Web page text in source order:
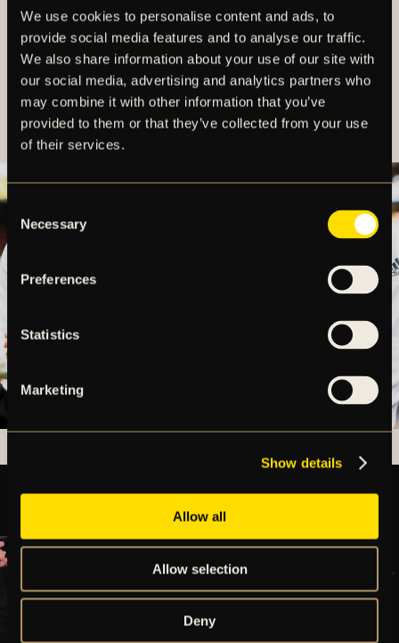
We use cookies to personalise content and ads, to
provide social media features and to analyse our traffic.
We also share information about your use of our site with
our social media, advertising and analytics partners who
may combine it with other information that you’ve
provided to them or that they’ve collected from your use
of their services.
Consent
Selection
Necessary
Preferences
Statistics
Marketing
Show details
Allow all
Allow selection
Deny
värnar om vår historia och riktar tacksamhet för
generationerna som byggt klubben, den skapar
också viktiga sammanhang i tillvaron och ger glädje
och mening till människor som på många sätt har en
utsatt situation i vårt samhälle.